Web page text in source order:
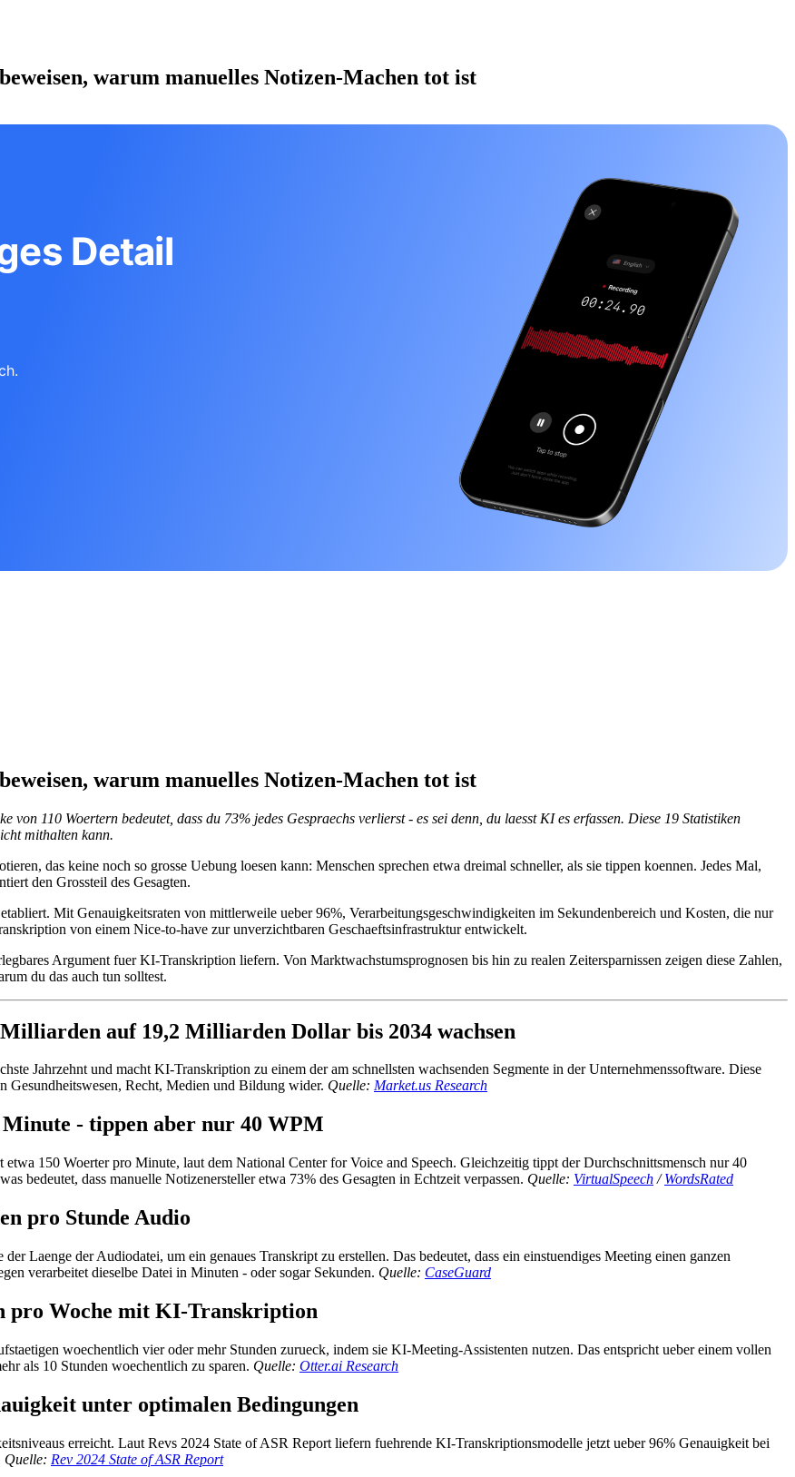
warum manuelles Notizen-Machen tot ist
Detail
warum manuelles Notizen-Machen tot ist
110 Woertern bedeutet, dass du 73% jedes Gespraechs verlierst - es sei denn, du laesst KI es erfassen. Diese 19 Statistiken
mithalten kann.
das keine noch so grosse Uebung loesen kann: Menschen sprechen etwa dreimal schneller, als sie tippen koennen. Jedes Mal,
den Grossteil des Gesagten.
Mit Genauigkeitsraten von mittlerweile ueber 96%, Verarbeitungsgeschwindigkeiten im Sekundenbereich und Kosten, die nur
von einem Nice-to-have zur unverzichtbaren Geschaeftsinfrastruktur entwickelt.
Argument fuer KI-Transkription liefern. Von Marktwachstumsprognosen bis hin zu realen Zeitersparnissen zeigen diese Zahlen,
du das auch tun solltest.
auf 19,2 Milliarden Dollar bis 2034 wachsen
Jahrzehnt und macht KI-Transkription zu einem der am schnellsten wachsenden Segmente in der Unternehmenssoftware. Diese
Gesundheitswesen, Recht, Medien und Bildung wider. Quelle: Market.us Research
- tippen aber nur 40 WPM
150 Woerter pro Minute, laut dem National Center for Voice and Speech. Gleichzeitig tippt der Durchschnittsmensch nur 40
bedeutet, dass manuelle Notizenersteller etwa 73% des Gesagten in Echtzeit verpassen. Quelle: VirtualSpeech /WordsRated
pro Stunde Audio
Laenge der Audiodatei, um ein genaues Transkript zu erstellen. Das bedeutet, dass ein einstuendiges Meeting einen ganzen
verarbeitet dieselbe Datei in Minuten - oder sogar Sekunden. Quelle: CaseGuard
pro Woche mit KI-Transkription
woechentlich vier oder mehr Stunden zurueck, indem sie KI-Meeting-Assistenten nutzen. Das entspricht ueber einem vollen
als 10 Stunden woechentlich zu sparen. Quelle: Otter.ai Research
unter optimalen Bedingungen
erreicht. Laut Revs 2024 State of ASR Report liefern fuehrende KI-Transkriptionsmodelle jetzt ueber 96% Genauigkeit bei
Quelle: Rev 2024 State of ASR Report